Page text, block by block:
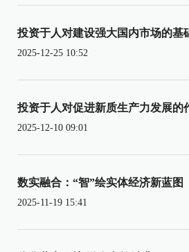
投资于人对建设强大国内市场的基
2025-12-25 10:52
投资于人对促进新质生产力发展的
2025-12-10 09:01
数实融合：“智”绘实体经济新蓝图
2025-11-19 15:41